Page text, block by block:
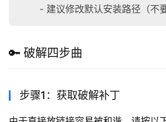
- 建议修改默认安装路径（不
🔑 破解四步曲
步骤1：获取破解补丁